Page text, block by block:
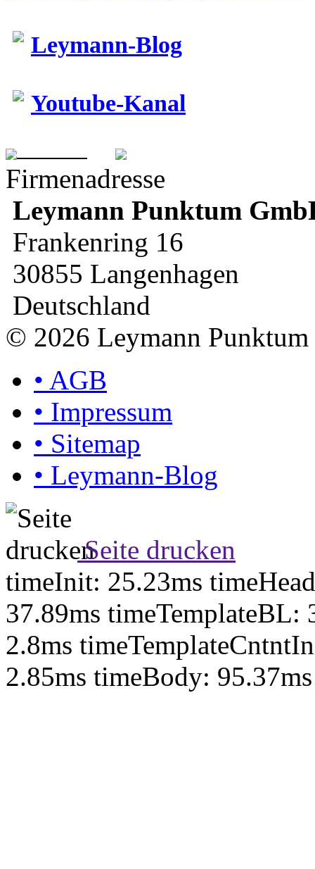
Leymann-Blog
Youtube-Kanal
Firmenadresse
Leymann Punktum
Frankenring 16
30855 Langenhagen
Deutschland
© 2026 Leymann
• AGB
• Impressum
• Sitemap
• Leymann-Blog
Seite drucken
timeInit: 25.23ms
37.89ms timeTemplateBL:
2.8ms
2.85ms timeBody: